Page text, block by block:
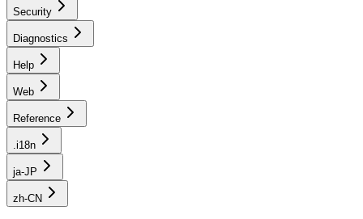
Security
Diagnostics
Help
Web
Reference
.i18n
ja-JP
zh-CN